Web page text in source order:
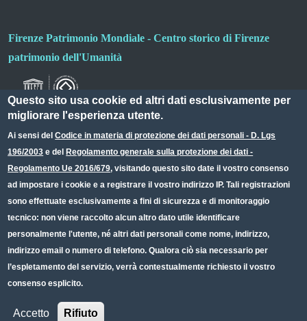
Firenze Patrimonio Mondiale - Centro storico di Firenze
patrimonio dell'Umanità
Small prints
Useful links section
Redazione web
Privacy
Note legali
Dichiarazione Accessibilità
CC BY 4.0 IT
Questo sito usa cookie ed altri dati esclusivamente per
migliorare l'esperienza utente.
Ai sensi delCodice in materia di protezione dei dati personali - D. Lgs
196/2003 e del Regolamento generale sulla protezione dei dati -
Regolamento Ue 2016/679, visitando questo sito date il vostro consenso
ad impostare i cookie e a registrare il vostro indirizzo IP. Tali registrazioni
sono effettuate esclusivamente a fini di sicurezza e di monitoraggio
tecnico: non viene raccolto alcun altro dato utile identificare
personalmente l'utente, né altri dati personali come nome, indirizzo,
indirizzo email o numero di telefono. Qualora ciò sia necessario per
l’espletamento del servizio, verrà contestualmente richiesto il vostro
consenso esplicito.
Accetto Rifiuto